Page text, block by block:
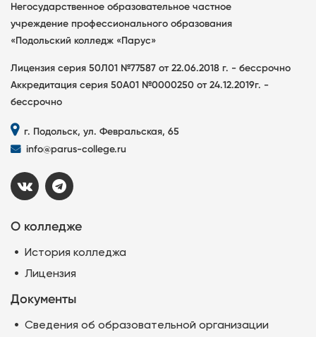
Негосударственное образовательное частное
учреждение профессионального образования
«Подольский колледж «Парус»
Лицензия серия 50Л01 №77587 от 22.06.2018 г. - бессрочно
Аккредитация серия 50А01 №0000250 от 24.12.2019г. -
бессрочно
г. Подольск, ул. Февральская, 65
info@parus-college.ru
О колледже
История колледжа
Лицензия
Документы
Сведения об образовательной организации